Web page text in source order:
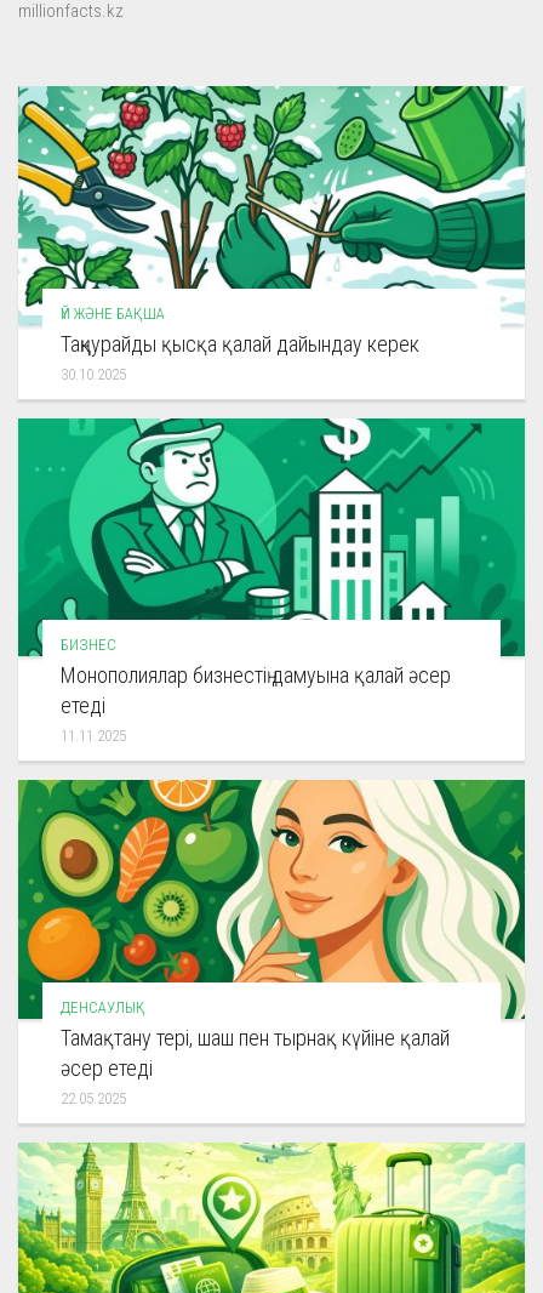
millionfacts.kz
ҮЙ ЖӘНЕ БАҚША
Таңқурайды қысқа қалай дайындау керек
30.10.2025
БИЗНЕС
Монополиялар бизнестің дамуына қалай әсер
етеді
11.11.2025
ДЕНСАУЛЫҚ
Тамақтану тері, шаш пен тырнақ күйіне қалай
әсер етеді
22.05.2025